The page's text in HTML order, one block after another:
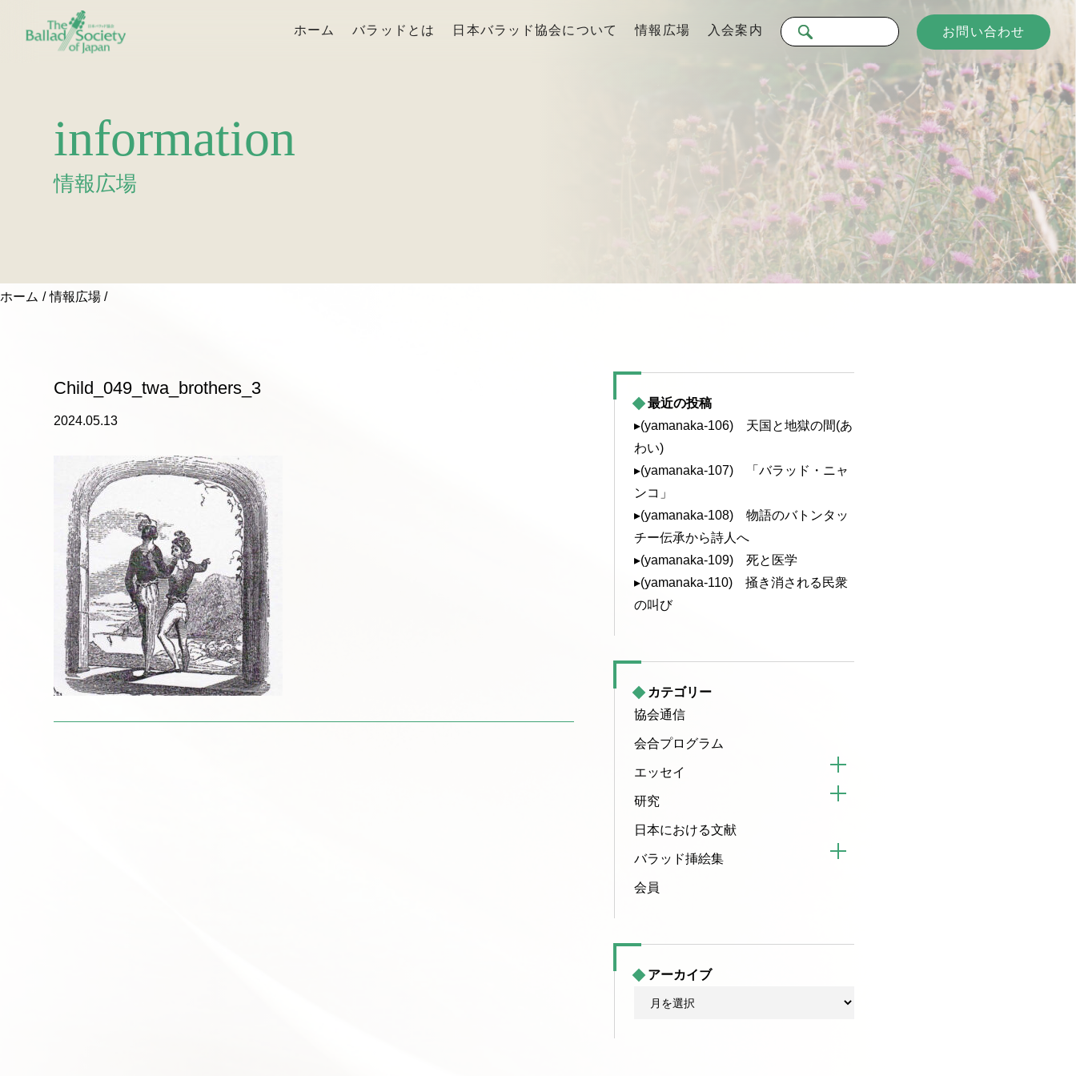
ホーム バラッドとは 日本バラッド協会について 情報広場 入会案内 お問い合わせ
information
情報広場
ホーム 情報広場
Child_049_twa_brothers_3
2024.05.13
最近の投稿
▸(yamanaka-106) 天国と地獄の間(あ
わい)
▸(yamanaka-107) 「バラッド・ニャ
ンコ」
▸(yamanaka-108) 物語のバトンタッ
チー伝承から詩人へ
▸(yamanaka-109) 死と医学
▸(yamanaka-110) 掻き消される民衆
の叫び
カテゴリー
協会通信
会合プログラム
エッセイ
研究
日本における文献
バラッド挿絵集
会員
アーカイブ